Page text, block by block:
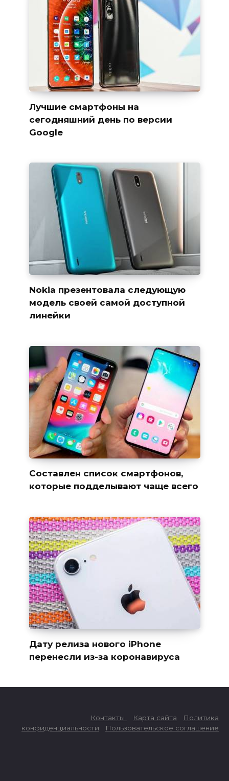
Лучшие смартфоны на
сегодняшний день по версии
Google
Nokia презентовала следующую
модель своей самой доступной
линейки
Составлен список смартфонов,
которые подделывают чаще всего
Дату релиза нового iPhone
перенесли из-за коронавируса
Контакты Карта сайта
Политика
конфиденциальности
Пользовательское соглашение